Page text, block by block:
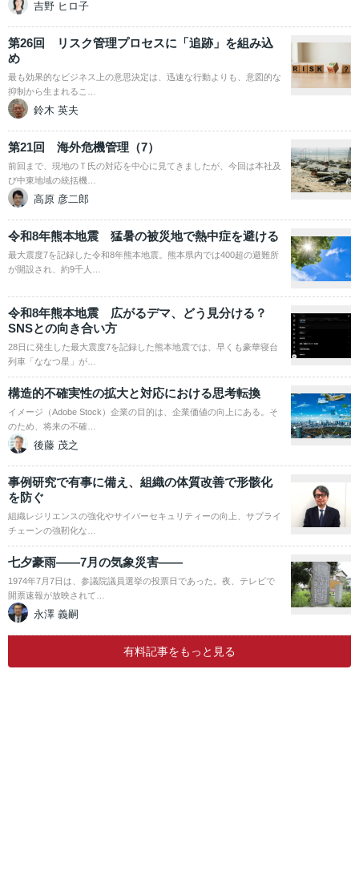
吉野 ヒロ子
第26回 リスク管理プロセスに「追跡」を組み込
め
最も効果的なビジネス上の意思決定は、迅速な行動よりも、意図的な
抑制から生まれるこ…
鈴木 英夫
第21回 海外危機管理（7）
前回まで、現地のＴ氏の対応を中心に見てきましたが、今回は本社及
び中東地域の統括機…
高原 彦二郎
令和8年熊本地震 猛暑の被災地で熱中症を避ける
最大震度7を記録した令和8年熊本地震。熊本県内では400超の避難所
が開設され、約9千人…
令和8年熊本地震 広がるデマ、どう見分ける？
SNSとの向き合い方
28日に発生した最大震度7を記録した熊本地震では、早くも豪華寝台
列車「ななつ星」が…
構造的不確実性の拡大と対応における思考転換
イメージ（Adobe Stock）企業の目的は、企業価値の向上にある。そ
のため、将来の不確…
後藤 茂之
事例研究で有事に備え、組織の体質改善で形骸化
を防ぐ
組織レジリエンスの強化やサイバーセキュリティーの向上、サプライ
チェーンの強靭化な…
七夕豪雨――7月の気象災害――
1974年7月7日は、参議院議員選挙の投票日であった。夜、テレビで
開票速報が放映されて…
永澤 義嗣
有料記事をもっと見る